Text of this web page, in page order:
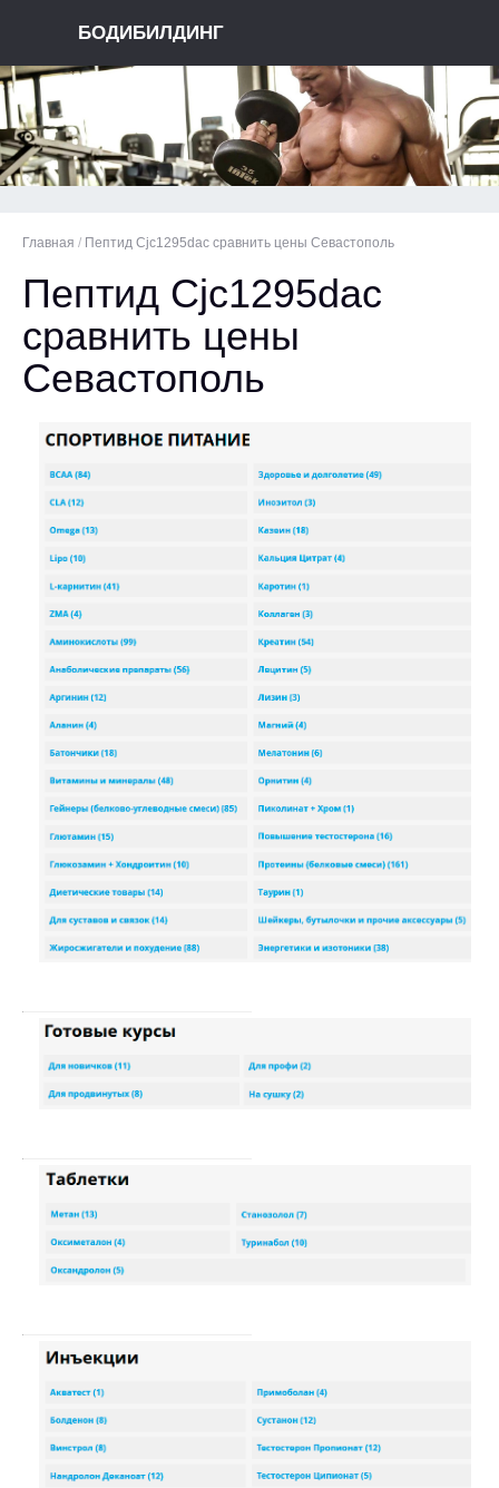
БОДИБИЛДИНГ
Главная / Пептид Cjc1295dac сравнить цены Севастополь
Пептид Cjc1295dac
сравнить цены
Севастополь